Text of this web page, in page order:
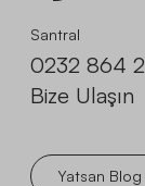
Santral
0232 864
Bize Ulaşın
Yatsan Blog